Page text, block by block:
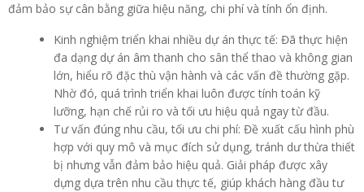
đảm bảo sự cân bằng giữa hiệu năng, chi phí và tính ổn định.
Kinh nghiệm triển khai nhiều dự án thực tế: Đã thực hiện
đa dạng dự án âm thanh cho sân thể thao và không gian
lớn, hiểu rõ đặc thù vận hành và các vấn đề thường gặp.
Nhờ đó, quá trình triển khai luôn được tính toán kỹ
lưỡng, hạn chế rủi ro và tối ưu hiệu quả ngay từ đầu.
Tư vấn đúng nhu cầu, tối ưu chi phí: Đề xuất cấu hình phù
hợp với quy mô và mục đích sử dụng, tránh dư thừa thiết
bị nhưng vẫn đảm bảo hiệu quả. Giải pháp được xây
dựng dựa trên nhu cầu thực tế, giúp khách hàng đầu tư